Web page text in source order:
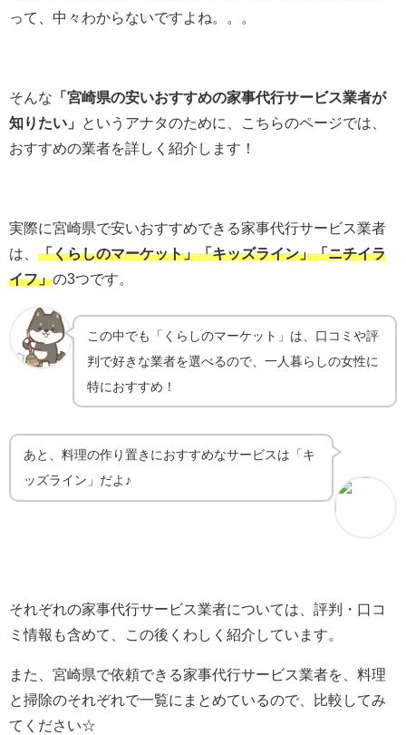
って、中々わからないですよね。。。
そんな 「宮崎県の安いおすすめの家事代行サービス業者が
知りたい」
というアナタのために、こちらのページでは、
おすすめの業者を詳しく紹介します！
実際に宮崎県で安いおすすめできる家事代行サービス業者
は、 「くらしのマーケット」「キッズライン」「ニチイラ
イフ」の3つです。
この中でも「くらしのマーケット」は、口コミや評
判で好きな業者を選べるので、一人暮らしの女性に
特におすすめ！
あと、料理の作り置きにおすすめなサービスは「キ
ッズライン」だよ♪
それぞれの家事代行サービス業者については、評判・口コ
ミ情報も含めて、この後くわしく紹介しています。
また、宮崎県で依頼できる家事代行サービス業者を、料理
と掃除のそれぞれで一覧にまとめているので、比較してみ
てください☆